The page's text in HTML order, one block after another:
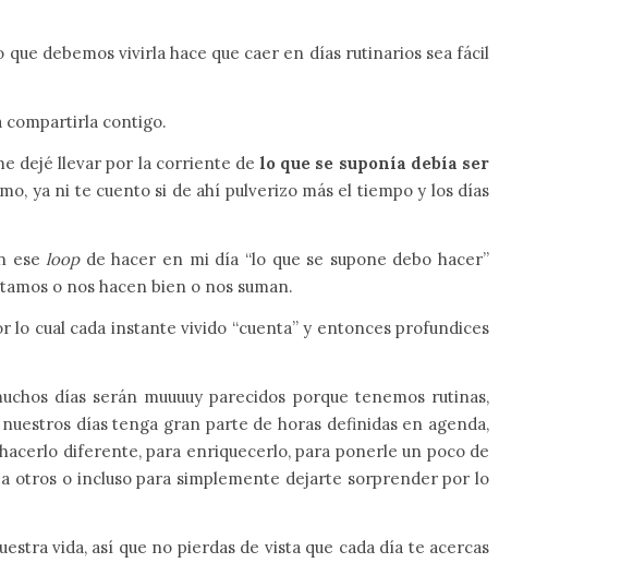
debemos vivirla hace que caer en días rutinarios sea fácil
compartirla contigo.
dejé llevar por la corriente de lo que se suponía debía ser
ya ni te cuento si de ahí pulverizo más el tiempo y los días
eseloopde hacer en mi día “lo que se supone debo hacer”
o nos hacen bien o nos suman.
cual cada instante vivido “cuenta” y entonces profundices
días serán muuuuy parecidos porque tenemos rutinas,
días tenga gran parte de horas definidas en agenda,
diferente, para enriquecerlo, para ponerle un poco de
otros o incluso para simplemente dejarte sorprender por lo
vida, así que no pierdas de vista que cada día te acercas